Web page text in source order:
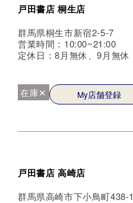
戸田書店 桐生店
群馬県桐生市新宿2-5-7
営業時間：10:00~21:00
定休日：8月無休、9月無休
在庫✕ My店舗登録
戸田書店 高崎店
群馬県高崎市下小鳥町438-1